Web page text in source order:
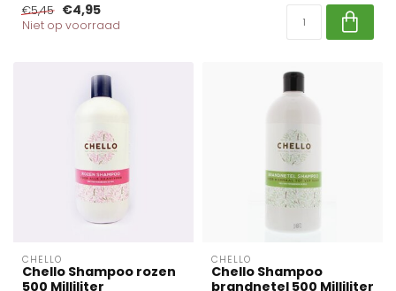
€5,45 €4,95
Niet op voorraad
CHELLO
Chello Shampoo rozen
500 Milliliter
CHELLO
Chello Shampoo
brandnetel 500 Milliliter